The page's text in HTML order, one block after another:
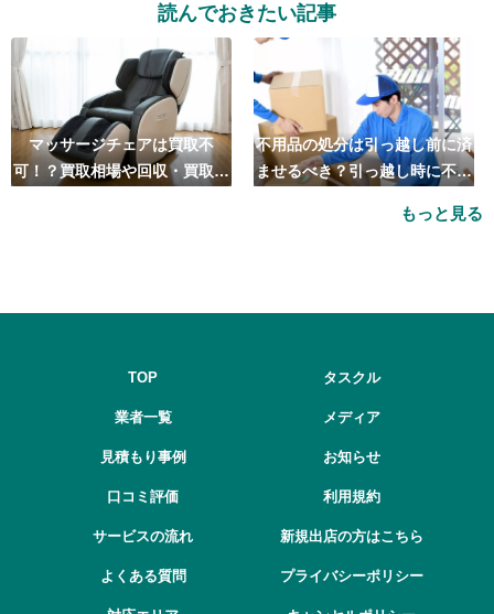
読んでおきたい記事
マッサージチェアは買取不
可！？買取相場や回収・買取の
不用品の処分は引っ越し前に済
ませるべき？引っ越し時に不用
もっと見る
TOP
業者一覧
見積もり事例
口コミ評価
サービスの流れ
よくある質問
タスクル
メディア
お知らせ
利用規約
新規出店の方はこちら
プライバシーポリシー